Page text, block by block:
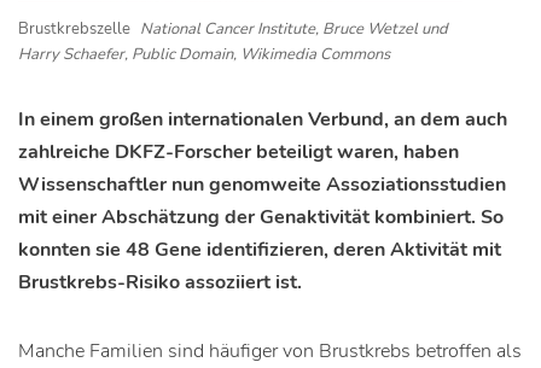
Brustkrebszelle National Cancer Institute, Bruce Wetzel und
Harry Schaefer, Public Domain, Wikimedia Commons
In einem großen internationalen Verbund, an dem auch
zahlreiche DKFZ-Forscher beteiligt waren, haben
Wissenschaftler nun genomweite Assoziationsstudien
mit einer Abschätzung der Genaktivität kombiniert. So
konnten sie 48 Gene identifizieren, deren Aktivität mit
Brustkrebs-Risiko assoziiert ist.
Manche Familien sind häufiger von Brustkrebs betroffen als